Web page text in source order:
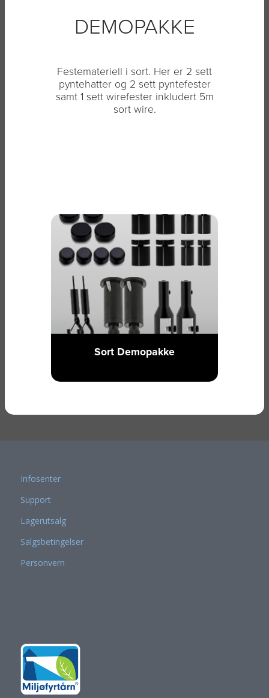
DEMOPAKKE
Festemateriell i sort. Her er 2 sett
pyntehatter og 2 sett pyntefester
samt 1 sett wirefester inkludert 5m
sort wire.
Sort Demopakke
Infosenter
Support
Lagerutsalg
Salgsbetingelser
Personvern